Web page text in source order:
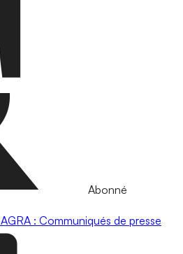
Abonné
AGRA : Communiqués de presse